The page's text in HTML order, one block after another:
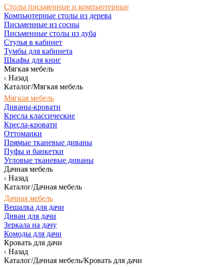
Столы письменные и компьютерные
Компьютерные столы из дерева
Письменные из сосны
Письменные столы из дуба
Стулья в кабинет
Тумбы для кабинета
Шкафы для книг
Мягкая мебель
Назад
Каталог/Мягкая мебель
Мягкая мебель
Диваны-кровати
Кресла классические
Кресла-кровати
Оттоманки
Прямые тканевые диваны
Пуфы и банкетки
Угловые тканевые диваны
Дачная мебель
Назад
Каталог/Дачная мебель
Дачная мебель
Вешалка для дачи
Диван для дачи
Зеркала на дачу
Комоды для дачи
Кровать для дачи
Назад
Каталог/Дачная мебель/Кровать для дачи